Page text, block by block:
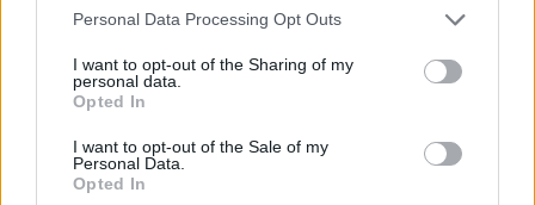
Personal Data Processing Opt Outs
I want to opt-out of the Sharing of my
personal data.
Opted In
I want to opt-out of the Sale of my
Personal Data.
Opted In
Πλήρης απασχόληση
29/07/2026
Εκπαιδευτής / Εκπαιδεύτρια Αισθητικής –
ΔΕΛΤΑ 360 | Νέα Φιλαδέλφεια